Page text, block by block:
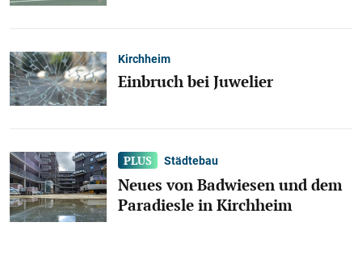
Kirchheim
Einbruch bei Juwelier
Städtebau
Neues von Badwiesen und dem
Paradiesle in Kirchheim